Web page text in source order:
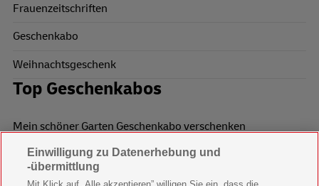
Frauenzeitschriften
Geschenkabo
Weihnachtsgeschenk
Top Geschenkabos
Mein schöner Garten Geschenkabo verschenken
Wohnen & Garten Geschenkabo verschenken
Mein schönes Land Geschenkabo verschenken
Einwilligung zu Datenerhebung und
-übermittlung